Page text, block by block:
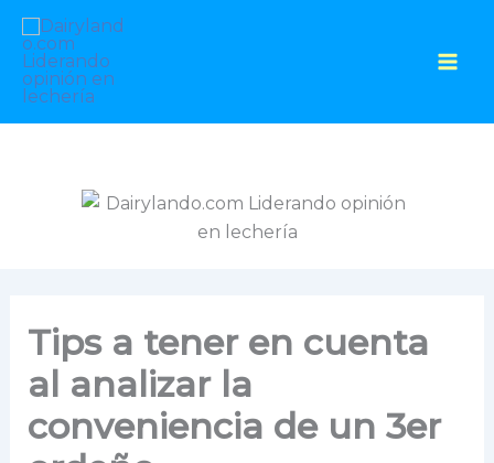
contenido
Tips a tener en cuenta
al analizar la
conveniencia de un 3er